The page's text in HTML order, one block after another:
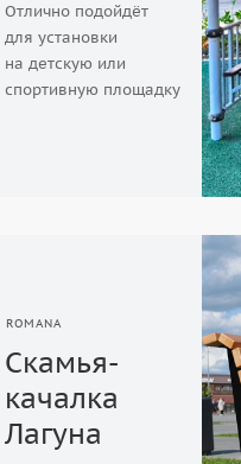
Отлично подойдёт
для установки
на детскую или
спортивную площадку
ROMANA
Скамья-
качалка
Лагуна